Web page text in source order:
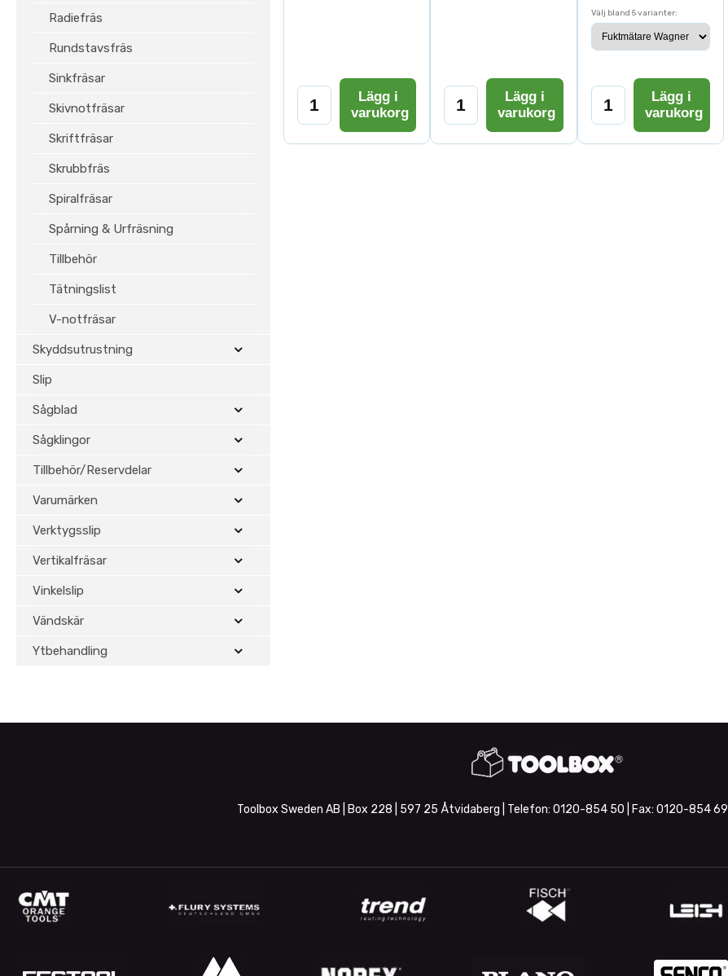
Radiefräs
Rundstavsfräs
Sinkfräsar
Skivnotfräsar
Skriftfräsar
Skrubbfräs
Spiralfräsar
Spårning & Urfräsning
Tillbehör
Tätningslist
V-notfräsar
Skyddsutrustning
Slip
Sågblad
Sågklingor
Tillbehör/Reservdelar
Varumärken
Verktygsslip
Vertikalfräsar
Vinkelslip
Vändskär
Ytbehandling
Lägg i
varukorg
Lägg i
varukorg
Välj bland 5 varianter:
Lägg i
varukorg
Toolbox Sweden AB | Box 228 | 597 25 Åtvidaberg | Telefon: 0120-854 50 | Fax: 0120-854 69